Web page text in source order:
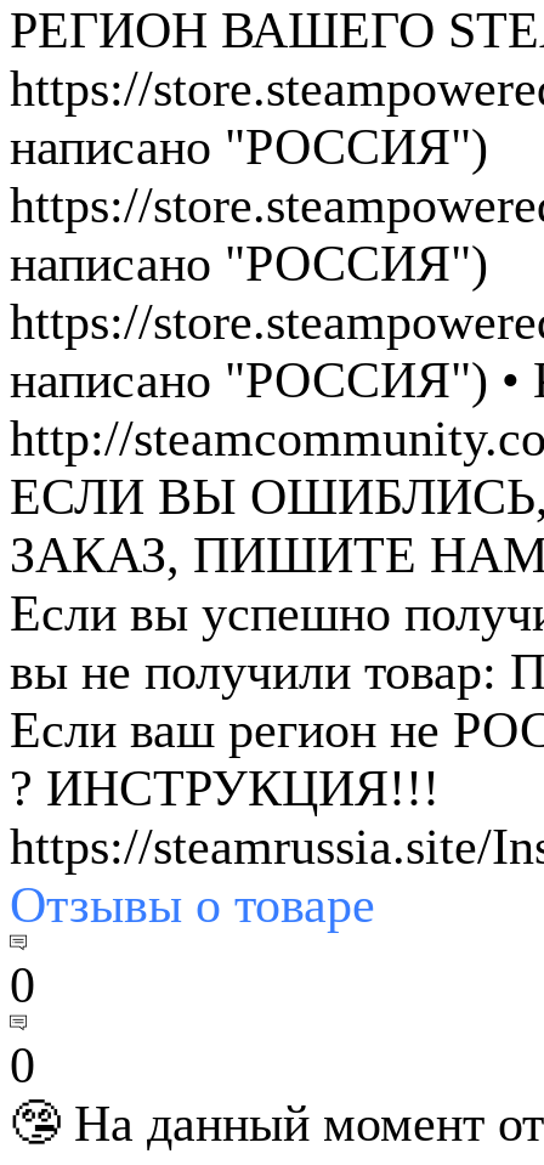
РЕГИОН ВАШЕГО
https://
написано "РОССИЯ")
https://
написано "РОССИЯ")
https://
написано "РОССИЯ") •
http://
ЕСЛИ ВЫ
ЗАКАЗ, ПИШИТЕ НАМ
Если вы успешно
вы не получили товар:
Если ваш регион не
? ИНСТРУКЦИЯ!!!
https://steamrussia.site/
Отзывы о товаре
0
0
🤥 На данный момент